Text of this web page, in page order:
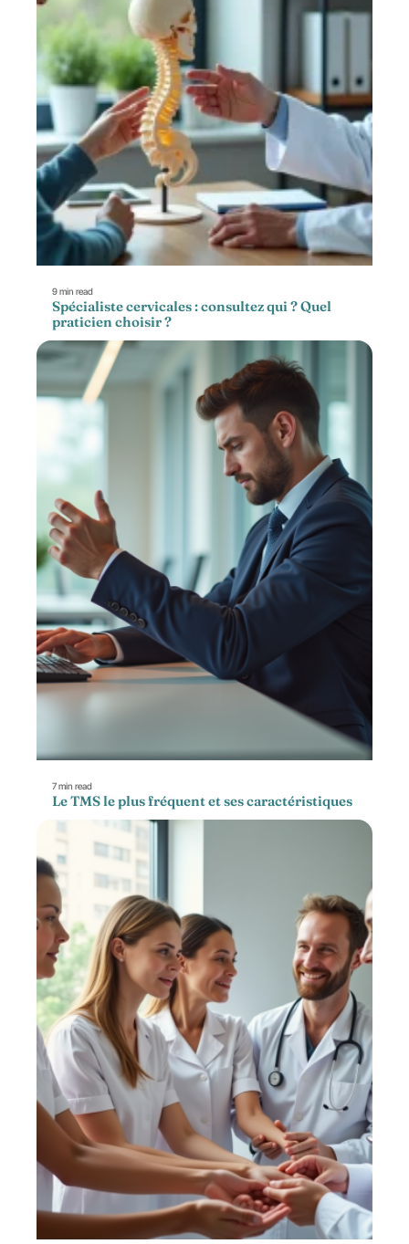
9 min read
Spécialiste cervicales : consultez qui ? Quel
praticien choisir ?
7 min read
Le TMS le plus fréquent et ses caractéristiques